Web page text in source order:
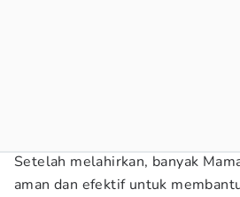
Setelah melahirkan, banyak
aman dan efektif untuk